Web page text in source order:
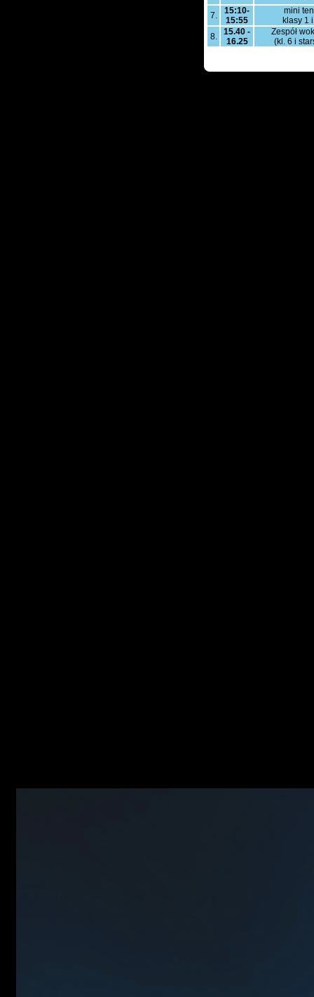
7.
15:10-
15:55
mini
klasy 1
8.
15.40 -
16.25
Zespół
(kl. 6 i